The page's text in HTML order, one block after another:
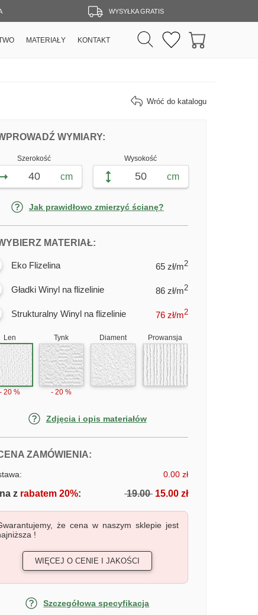
WYSYŁKA GRATIS
MATERIAŁY KONTAKT
Wróć do katalogu
FOTOTAPETĘ SZYBKIE
WYMIARY:FOTOTAPETY SZYBKIE KONIE
Szerokość
cm
Wysokość
cm
Jak prawidłowo zmierzyć ścianę?
MATERIAŁ:DLA FOTOTAPETY SZYBKIE KONIE
Eko Flizelina 65 zł/m2
Gładki Winyl na flizelinie 86 zł/m2
Strukturalny Winyl na flizelinie 76zł/m2
Len
- 20 %
Tynk
- 20 %
Diament Prowansja
Zdjęcia i opis materiałów
ZAMÓWIENIA:FOTOTAPETY SZYBKIE KONIE
0.00 zł
zrabatem 20%: 19.0015.00 zł
że cena w naszym sklepie jest
!
WIĘCEJ O CENIE I JAKOŚCI
Szczegółowa specyfikacja